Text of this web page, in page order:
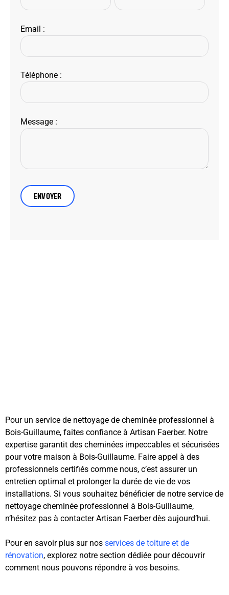
Email :
Téléphone :
Message :
Pour un service de nettoyage de cheminée professionnel à
Bois-Guillaume, faites confiance à Artisan Faerber. Notre
expertise garantit des cheminées impeccables et sécurisées
pour votre maison à Bois-Guillaume. Faire appel à des
professionnels certifiés comme nous, c’est assurer un
entretien optimal et prolonger la durée de vie de vos
installations. Si vous souhaitez bénéficier de notre service de
nettoyage cheminée professionnel à Bois-Guillaume,
n’hésitez pas à contacter Artisan Faerber dès aujourd’hui.
Pour en savoir plus sur nos services de toiture et de
rénovation, explorez notre section dédiée pour découvrir
comment nous pouvons répondre à vos besoins.